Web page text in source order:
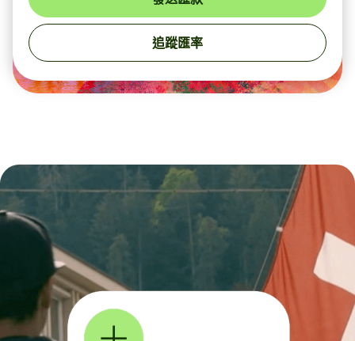
追蹤匯率